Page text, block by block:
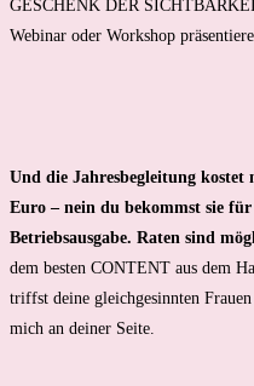
GESCHENK DER
Webinar oder Workshop
Und die Jahresbegleitung kostet
Euro – nein du bekommst sie
Betriebsausgabe. Raten sind
dem besten CONTENT aus dem
triffst deine gleichgesinnten
mich an deiner Seite.